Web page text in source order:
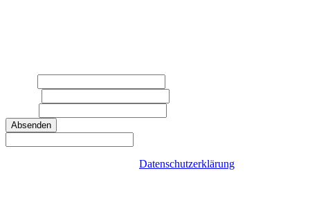
Absenden
Datenschutzerklärung